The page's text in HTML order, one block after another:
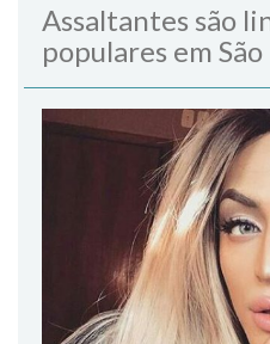
Assaltantes são
populares em São